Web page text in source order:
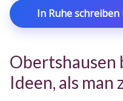
In Ruhe
Obertshausen
Ideen, als